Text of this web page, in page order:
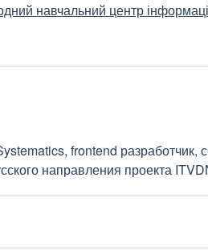
навчальний центр
frontend
направления проекта